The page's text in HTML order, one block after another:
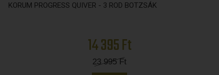
KORUM PROGRESS QUIVER - 3 ROD BOTZSÁK
14 395 Ft
23 995Ft